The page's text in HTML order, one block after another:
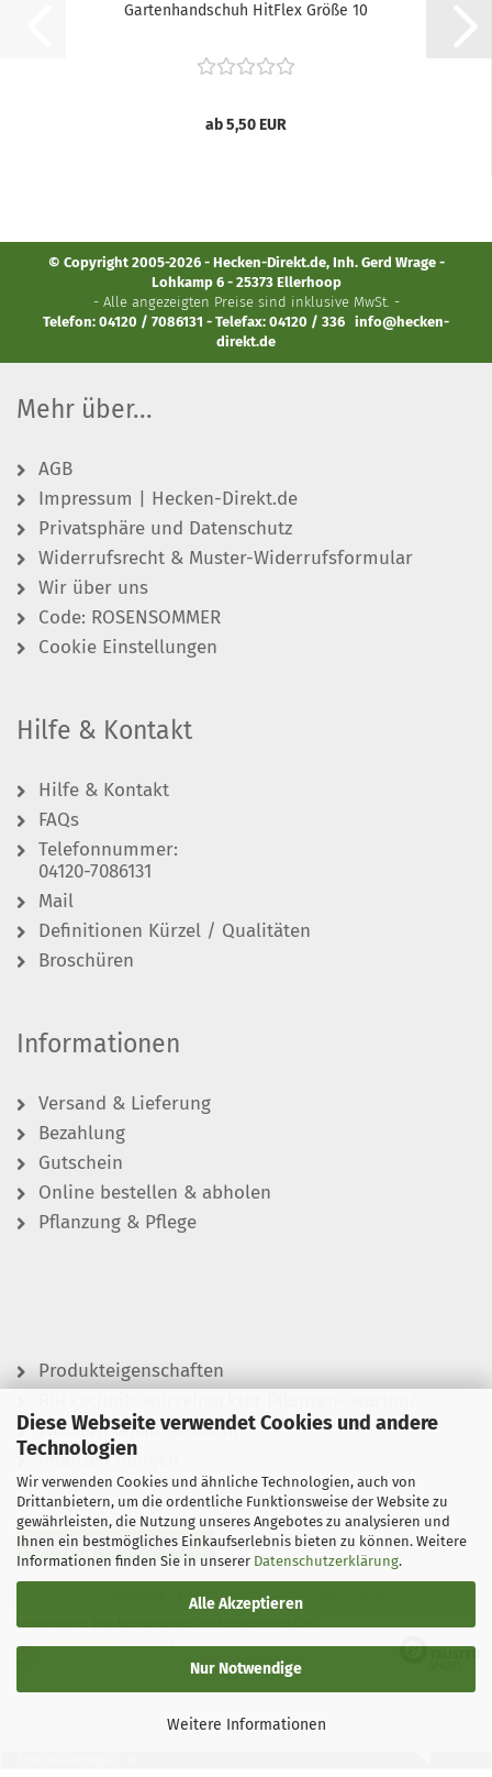
Diese Webseite verwendet Cookies und andere
Technologien
Wir verwenden Cookies und ähnliche Technologien, auch von
Drittanbietern, um die ordentliche Funktionsweise der Website zu
gewährleisten, die Nutzung unseres Angebotes zu analysieren und
Ihnen ein bestmögliches Einkaufserlebnis bieten zu können. Weitere
Informationen finden Sie in unserer Datenschutzerklärung.
Alle Akzeptieren
Nur Notwendige
Weitere Informationen
Gartenhandschuh HitFlex Größe 10
ab 5,50 EUR
© Copyright 2005-2026 - Hecken-Direkt.de, Inh. Gerd Wrage -
Lohkamp 6 - 25373 Ellerhoop
- Alle angezeigten Preise sind inklusive MwSt. -
Telefon: 04120 / 7086131 - Telefax: 04120 / 336 info@hecken-
direkt.de
Mehr über...
AGB
Impressum | Hecken-Direkt.de
Privatsphäre und Datenschutz
Widerrufsrecht & Muster-Widerrufsformular
Wir über uns
Code: ROSENSOMMER
Cookie Einstellungen
Hilfe & Kontakt
Hilfe & Kontakt
FAQs
Telefonnummer:
04120-7086131
Mail
Definitionen Kürzel / Qualitäten
Broschüren
Informationen
Versand & Lieferung
Bezahlung
Gutschein
Online bestellen & abholen
Pflanzung & Pflege
Produkteigenschaften
Wässern leicht gemacht
Pflanzen düngen
Vertrag widerrufen
Shopping Cart Software by Gambio.com © 2026
Ausgewählte Top-Bewertungen für hecken-direkt.de